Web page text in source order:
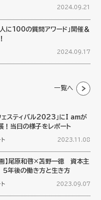
2024.09.21
に100の質問アワード」開催＆
2024.09.17
一覧へ
ェスティバル2023」にI amが
！当日の様子をレポート
2023.11.08
画】尾原和啓×苫野一徳 資本主
年後の働き方と生き方
2023.09.07